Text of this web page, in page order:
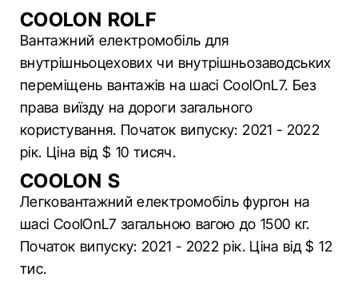
COOLON ROLF
Вантажний електромобіль для
внутрішньоцехових чи внутрішньозаводських
переміщень вантажів на шасі СoolOnL7. Без
права виїзду на дороги загального
користування. Початок випуску: 2021 - 2022
рік. Ціна від $ 10 тисяч.
COOLON S
Легковантажний електромобіль фургон на
шасі CoolOnL7 загальною вагою до 1500 кг.
Початок випуску: 2021 - 2022 рік. Ціна від $ 12
тис.